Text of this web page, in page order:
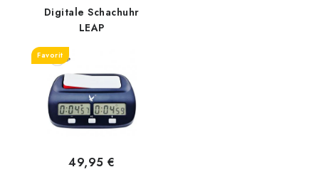
Digitale Schachuhr
LEAP
Favorit
49,95 €